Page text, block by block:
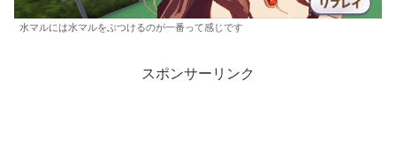
水マルには水マルをぶつけるのが一番って感じです
スポンサーリンク